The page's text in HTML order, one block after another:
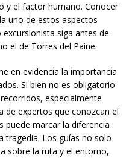
y el factor humano. Conocer
uno de estos aspectos
siga antes de
el de Torres del Paine.
en evidencia la importancia
Si bien no es obligatorio
especialmente
de expertos que conozcan el
puede marcar la diferencia
tragedia. Los guías no solo
sobre la ruta y el entorno,